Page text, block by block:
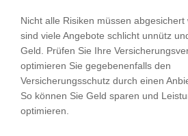
Nicht alle Risiken müssen abgesichert
sind viele Angebote schlicht unnütz
Geld. Prüfen Sie Ihre
optimieren Sie gegebenenfalls den
Versicherungsschutz durch einen
So können Sie Geld sparen und
optimieren.